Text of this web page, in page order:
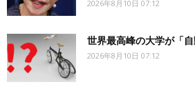
2026年8月10日 07:12
世界最高峰の大学が「
2026年8月10日 07:12